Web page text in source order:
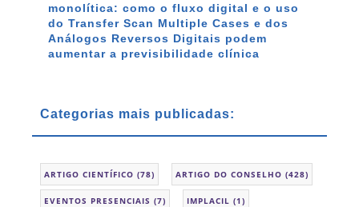
monolítica: como o fluxo digital e o uso
do Transfer Scan Multiple Cases e dos
Análogos Reversos Digitais podem
aumentar a previsibilidade clínica
Categorias mais publicadas:
ARTIGO CIENTÍFICO (78) ARTIGO DO CONSELHO (428)
EVENTOS PRESENCIAIS (7) IMPLACIL (1)